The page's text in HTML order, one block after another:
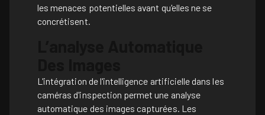
les menaces potentielles avant qu'elles ne se
concrétisent.
L'intégration de l'intelligence artificielle dans les
caméras d'inspection permet une analyse
automatique des images capturées. Les